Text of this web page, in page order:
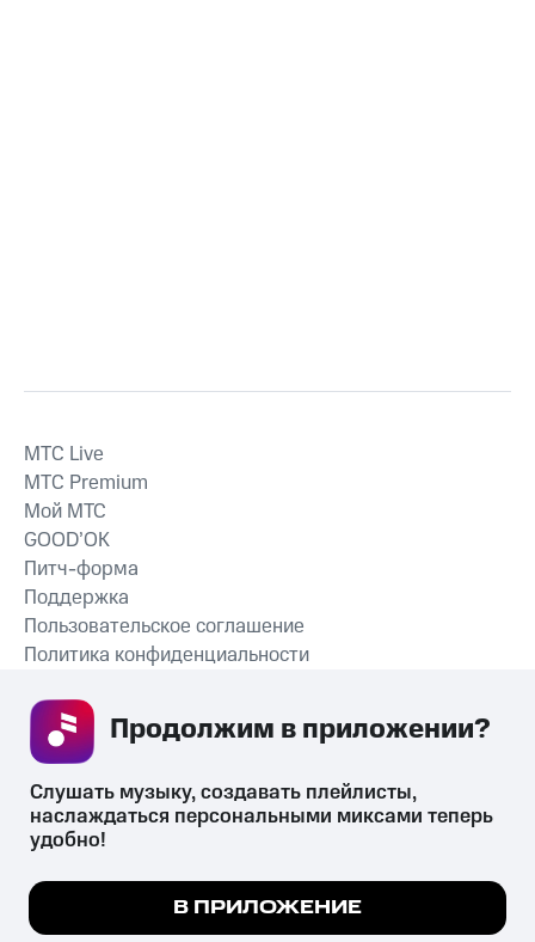
СКАЧАТЬ ПРИЛОЖЕНИЕ
MTС Live
MTС Premium
Мой МТС
GOOD’OK
Питч-форма
Поддержка
Пользовательское соглашение
Политика конфиденциальности
психотропных веществ, их аналогов причиняет вред здоровью,
их незаконный оборот запрещён и влечёт установленную
законодательством ответственность.
Мы используем куки, чтобы на сайте все
Подробнее
Слушать музыку, создавать плейлисты,
наслаждаться персональными миксами теперь
удобно!
В ПРИЛОЖЕНИЕ